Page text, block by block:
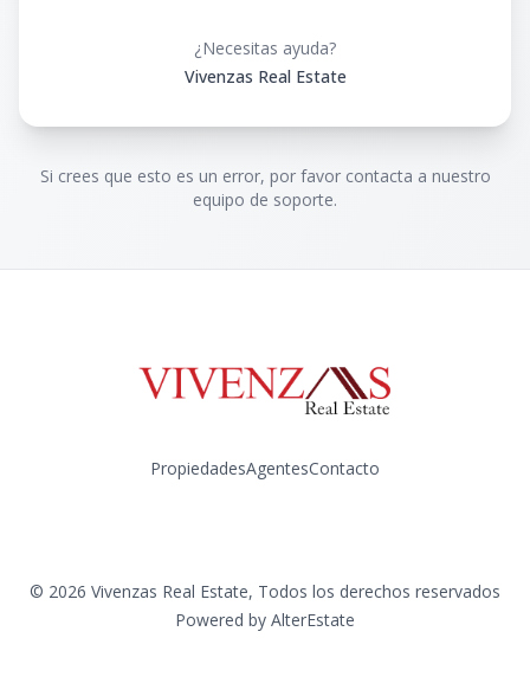
¿Necesitas ayuda?
Vivenzas Real Estate
Si crees que esto es un error, por favor contacta a nuestro
equipo de soporte.
PropiedadesAgentesContacto
© 2026 Vivenzas Real Estate, Todos los derechos reservados
Powered by AlterEstate